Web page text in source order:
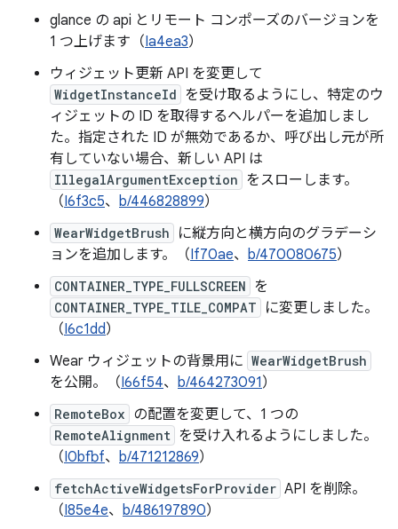
glance の api とリモート コンポーズのバージョンを
1 つ上げます（Ia4ea3）
ウィジェット更新 API を変更して
WidgetInstanceId を受け取るようにし、特定のウ
ィジェットの ID を取得するヘルパーを追加しまし
た。指定された ID が無効であるか、呼び出し元が所
有していない場合、新しい API は
IllegalArgumentException をスローします。
（I6f3c5、 b/446828899）
WearWidgetBrush
に縦方向と横方向のグラデーシ
ョンを追加します。（If70ae、 b/470080675）
CONTAINER_TYPE_FULLSCREEN を
CONTAINER_TYPE_TILE_COMPAT
に変更しました。
（I6c1dd）
Wear ウィジェットの背景用に WearWidgetBrush
を公開。（I66f54、 b/464273091）
RemoteBox の配置を変更して、1 つの
RemoteAlignment を受け入れるようにしました。
（I0bfbf、 b/471212869）
fetchActiveWidgetsForProvider API を削除。
（I85e4e、 b/486197890）